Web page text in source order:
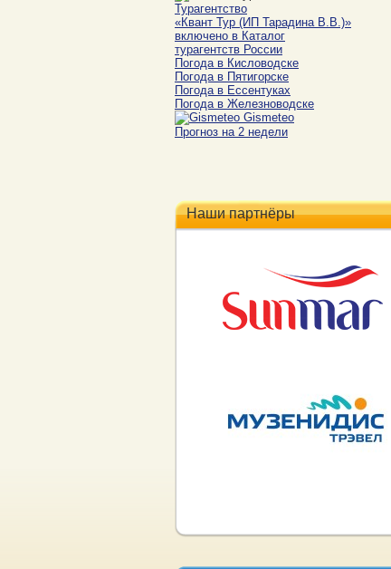
Турагентство
«Квант Тур (ИП Тарадина В.В.)»
включено в Каталог
турагентств России
Погода в Кисловодске
Погода в Пятигорске
Погода в Ессентуках
Погода в Железноводске
Gismeteo
Прогноз на 2 недели
Наши партнёры